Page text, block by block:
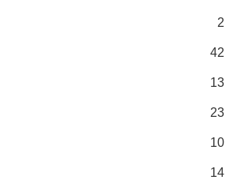
2
42
13
23
10
14